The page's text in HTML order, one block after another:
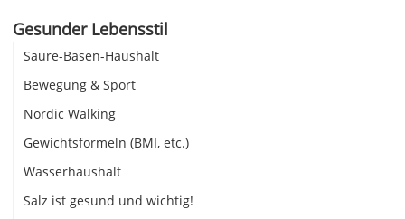
Gesunder Lebensstil
Säure-Basen-Haushalt
Bewegung & Sport
Nordic Walking
Gewichtsformeln (BMI, etc.)
Wasserhaushalt
Salz ist gesund und wichtig!